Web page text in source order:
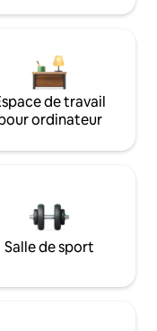
de travail
ordinateur
Salle de sport